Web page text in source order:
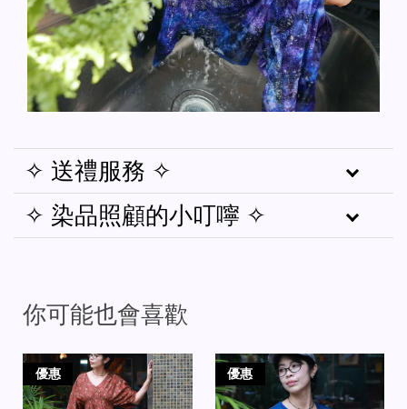
✧ 送禮服務 ✧
✧ 染品照顧的小叮嚀 ✧
你可能也會喜歡
優惠 優惠